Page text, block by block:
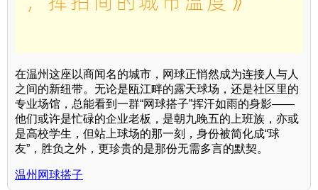
在温州这座以商闻名的城市，网球正悄然成为连接人与人
之间的新纽带。无论是瓯江畔的露天球场，还是社区里的
专业场馆，总能看到一群“网球搭子”挥汗如雨的身影——
他们或许是忙碌的企业老板，是朝九晚五的上班族，亦或
是高校学生，但站上球场的那一刻，身份被简化成“球
友”，胜负之外，更珍贵的是那份无需多言的默契。
温州网球搭子